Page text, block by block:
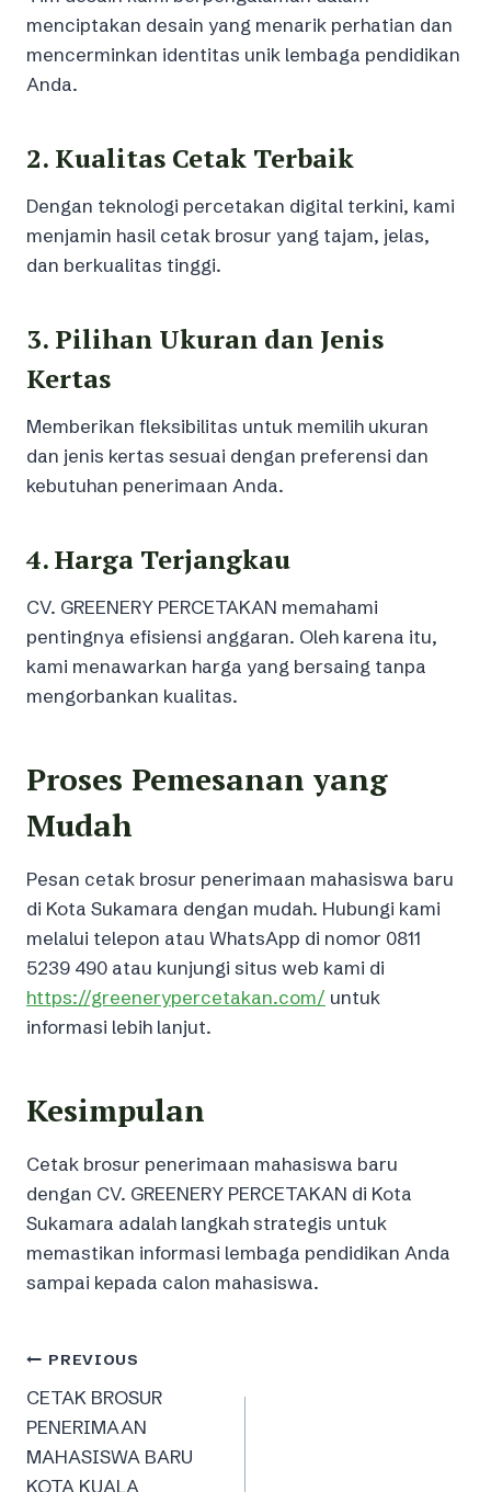
menciptakan desain yang menarik perhatian dan
mencerminkan identitas unik lembaga pendidikan
Anda.
2. Kualitas Cetak Terbaik
Dengan teknologi percetakan digital terkini, kami
menjamin hasil cetak brosur yang tajam, jelas,
dan berkualitas tinggi.
3. Pilihan Ukuran dan Jenis
Kertas
Memberikan fleksibilitas untuk memilih ukuran
dan jenis kertas sesuai dengan preferensi dan
kebutuhan penerimaan Anda.
4. Harga Terjangkau
CV. GREENERY PERCETAKAN memahami
pentingnya efisiensi anggaran. Oleh karena itu,
kami menawarkan harga yang bersaing tanpa
mengorbankan kualitas.
Proses Pemesanan yang
Mudah
Pesan cetak brosur penerimaan mahasiswa baru
di Kota Sukamara dengan mudah. Hubungi kami
melalui telepon atau WhatsApp di nomor 0811
5239 490 atau kunjungi situs web kami di
https://greenerypercetakan.com/ untuk
informasi lebih lanjut.
Kesimpulan
Cetak brosur penerimaan mahasiswa baru
dengan CV. GREENERY PERCETAKAN di Kota
Sukamara adalah langkah strategis untuk
memastikan informasi lembaga pendidikan Anda
sampai kepada calon mahasiswa.
Post
navigation
PREVIOUS
CETAK BROSUR
PENERIMAAN
MAHASISWA BARU
KOTA KUALA